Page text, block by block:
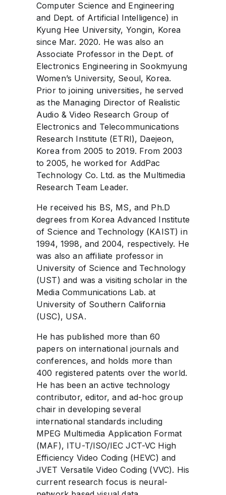
Computer Science and Engineering
and Dept. of Artificial Intelligence) in
Kyung Hee University, Yongin, Korea
since Mar. 2020. He was also an
Associate Professor in the Dept. of
Electronics Engineering in Sookmyung
Women’s University, Seoul, Korea.
Prior to joining universities, he served
as the Managing Director of Realistic
Audio & Video Research Group of
Electronics and Telecommunications
Research Institute (ETRI), Daejeon,
Korea from 2005 to 2019. From 2003
to 2005, he worked for AddPac
Technology Co. Ltd. as the Multimedia
Research Team Leader.
He received his BS, MS, and Ph.D
degrees from Korea Advanced Institute
of Science and Technology (KAIST) in
1994, 1998, and 2004, respectively. He
was also an affiliate professor in
University of Science and Technology
(UST) and was a visiting scholar in the
Media Communications Lab. at
University of Southern California
(USC), USA.
He has published more than 60
papers on international journals and
conferences, and holds more than
400 registered patents over the world.
He has been an active technology
contributor, editor, and ad-hoc group
chair in developing several
international standards including
MPEG Multimedia Application Format
(MAF), ITU-T/ISO/IEC JCT-VC High
Efficiency Video Coding (HEVC) and
JVET Versatile Video Coding (VVC). His
current research focus is neural-